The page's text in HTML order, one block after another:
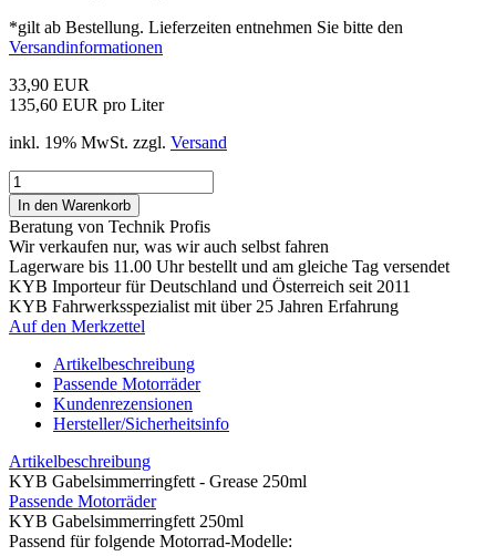
*gilt ab Bestellung. Lieferzeiten entnehmen Sie bitte den
Versandinformationen
33,90 EUR
135,60 EUR pro Liter
inkl. 19% MwSt. zzgl. Versand
Beratung von Technik Profis
Wir verkaufen nur, was wir auch selbst fahren
Lagerware bis 11.00 Uhr bestellt und am gleiche Tag versendet
KYB Importeur für Deutschland und Österreich seit 2011
KYB Fahrwerksspezialist mit über 25 Jahren Erfahrung
Auf den Merkzettel
Artikelbeschreibung
Passende Motorräder
Kundenrezensionen
Hersteller/Sicherheitsinfo
Artikelbeschreibung
KYB Gabelsimmerringfett - Grease 250ml
Passende Motorräder
KYB Gabelsimmerringfett 250ml
Passend für folgende Motorrad-Modelle: